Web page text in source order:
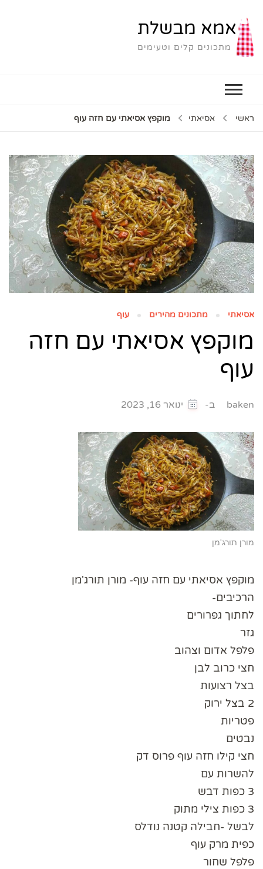
אמא מבשלת
מתכונים קלים וטעימים
ראשי אסיאתי מוקפץ אסיאתי עם חזה עוף
אסיאתי מתכונים מהירים עוף
מוקפץ אסיאתי עם חזה
עוף
baken ב- ינואר 16, 2023
מורן תורג'מן
מוקפץ אסיאתי עם חזה עוף- מורן תורג'מן
הרכיבים-
לחתוך גפרורים
גזר
פלפל אדום וצהוב
חצי כרוב לבן
בצל רצועות
2 בצל ירוק
פטריות
נבטים
חצי קילו חזה עוף פרוס דק
להשרות עם
3 כפות דבש
3 כפות צילי מתוק
לבשל -חבילה קטנה נודלס
כפית מרק עוף
פלפל שחור